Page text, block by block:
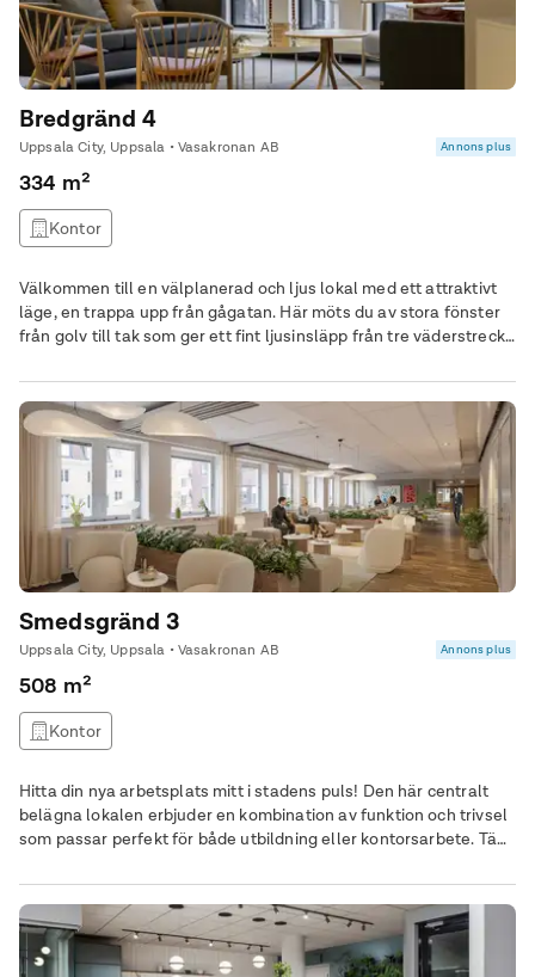
Bredgränd 4
Uppsala City, Uppsala • Vasakronan AB Annons plus
334 m²
Kontor
Välkommen till en välplanerad och ljus lokal med ett attraktivt
läge, en trappa upp från gågatan. Här möts du av stora fönster
från golv till tak som ger ett fint ljusinsläpp från tre väderstreck.
pentry målade i varma naturfärger för att skapa en behaglig
arbetsmiljö. Vill ni behålla den befintliga möbleringen finns
möjlighet att köpa
Smedsgränd 3
Uppsala City, Uppsala • Vasakronan AB Annons plus
508 m²
Kontor
Hitta din nya arbetsplats mitt i stadens puls! Den här centralt
belägna lokalen erbjuder en kombination av funktion och trivsel
som passar perfekt för både utbildning eller kontorsarbete. Tänk
och luftiga ytor mitt i hjärtat av Uppsala city. Här väntar ljusa och
fräscha lokaler som bjuder in till kreativitet och fokus med ett
pentry